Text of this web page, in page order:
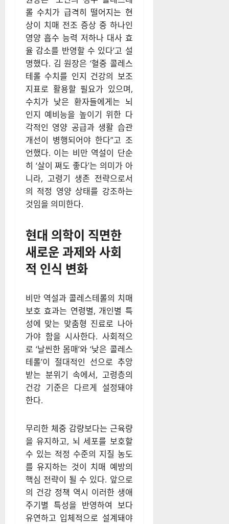
롤 수치가 급격히 떨어지는 현
상이 치매 전조 증상 중 하나인
영양 흡수 능력 저하나 대사 효
율 감소를 반영할 수 있다’고 설
명했다. 김 원장은 ‘혈중 콜레스
테롤 수치를 인지 건강의 보조
지표로 활용할 필요가 있으며,
수치가 낮은 환자들에게는 뇌
인지 예비능을 높이기 위한 다
각적인 영양 공급과 생활 습관
개선이 병행되어야 한다”고 조
언했다. 이는 비만 역설이 단순
히 ‘살이 쪄도 좋다’는 의미가 아
니라, 고령기 생존 전략으로서
의 적정 영양 상태를 강조하는
것임을 의미한다.
현대 의학이 직면한
새로운 과제와 사회
적 인식 변화
비만 역설과 콜레스테롤의 치매
보호 효과는 연령별, 개인별 특
성에 맞는 맞춤형 진료로 나아
가야 함을 시사한다. 사회적으
로 ‘날씬한 몸매’와 ‘낮은 콜레스
테롤’이 절대적인 선으로 추앙
받는 분위기 속에서, 고령층의
건강 기준은 다르게 설정돼야
한다.
무리한 체중 감량보다는 근육량
을 유지하고, 뇌 세포를 보호할
수 있는 적정 수준의 지질 농도
를 유지하는 것이 치매 예방의
핵심 전략이 될 수 있다. 앞으로
의 건강 정책 역시 이러한 생애
주기별 특성을 반영하여 보다
유연하고 입체적으로 설계돼야